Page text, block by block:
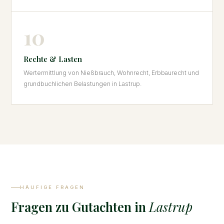
10
Rechte & Lasten
Wertermittlung von Nießbrauch, Wohnrecht, Erbbaurecht und
grundbuchlichen Belastungen in Lastrup.
HÄUFIGE FRAGEN
Fragen zu Gutachten in Lastrup